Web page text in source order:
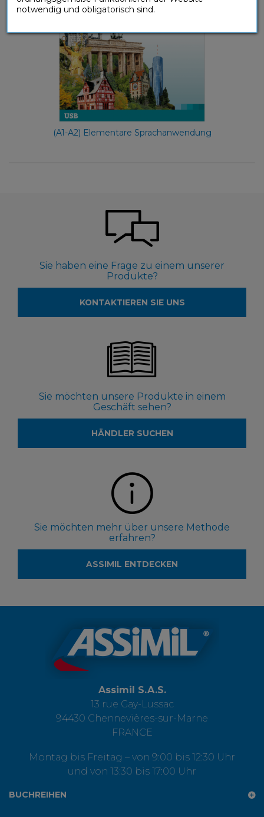
(A1-A2) Elementare Sprachanwendung
Sie haben eine Frage zu einem unserer
Produkte?
KONTAKTIEREN SIE UNS
Sie möchten unsere Produkte in einem
Geschäft sehen?
HÄNDLER SUCHEN
Sie möchten mehr über unsere Methode
erfahren?
ASSIMIL ENTDECKEN
Assimil S.A.S.
13 rue Gay-Lussac
94430 Chennevières-sur-Marne
FRANCE
Montag bis Freitag – von 9:00 bis 12:30 Uhr
und von 13:30 bis 17:00 Uhr
BUCHREIHEN
notwendig und obligatorisch sind.